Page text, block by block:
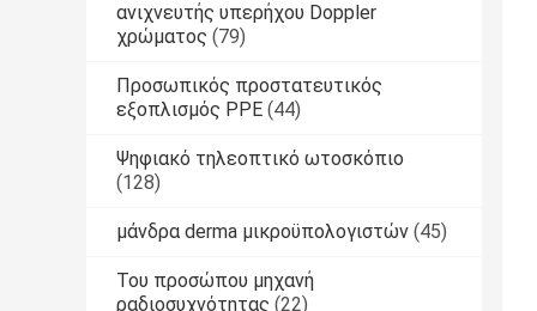
ανιχνευτής υπερήχου Doppler
χρώματος (79)
Προσωπικός προστατευτικός
εξοπλισμός PPE (44)
Ψηφιακό τηλεοπτικό ωτοσκόπιο
(128)
μάνδρα derma μικροϋπολογιστών (45)
Του προσώπου μηχανή
ραδιοσυχνότητας (22)